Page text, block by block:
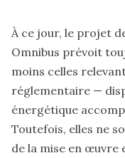
À ce jour, le projet
Omnibus prévoit
moins celles
réglementaire —
énergétique
Toutefois, elles ne
de la mise en œuvre